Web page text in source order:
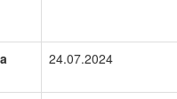
24.07.2024